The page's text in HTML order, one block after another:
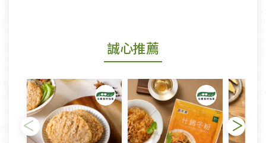
若您購買的商品有下列「不適用七天鑑賞期商品」情
形者，除商品瑕疵以外，恕不接受退換貨.
依消保法之規定提供該商品七天免費鑑賞期(含例假
日)的服務，原則上若商品未經使用或被汙損(除商品
瑕疵)，一般皆可申請退換貨。
誠心推薦